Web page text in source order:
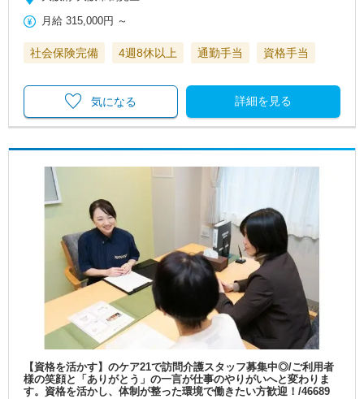
月給 315,000円 ～
社会保険完備 4週8休以上 通勤手当 資格手当
詳細を見る
気になる
【資格を活かす】のケア21で訪問介護スタッフ募集中◎/ご利用者
様の笑顔と「ありがとう」の一言が仕事のやりがいへと変わりま
す。資格を活かし、体制が整った環境で働きたい方歓迎！/46689